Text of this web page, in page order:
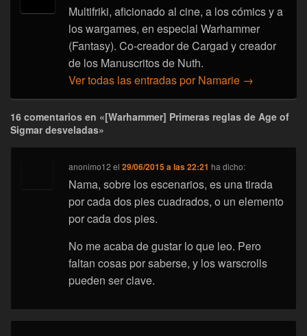
Multifriki, aficionado al cine, a los cómics y a
los wargames, en especial Warhammer
(Fantasy). Co-creador de Cargad y creador
de los Manuscritos de Nuth.
Ver todas las entradas por Namarie →
16 comentarios en «[Warhammer] Primeras reglas de Age of
Sigmar desveladas»
anonimo12 el29/06/2015 a las 22:21 ha dicho:
Nama, sobre los escenarios, es una tirada
por cada dos pies cuadrados, o un elemento
por cada dos pies.
No me acaba de gustar lo que leo. Pero
faltan cosas por saberse, y los warscrolls
pueden ser clave.